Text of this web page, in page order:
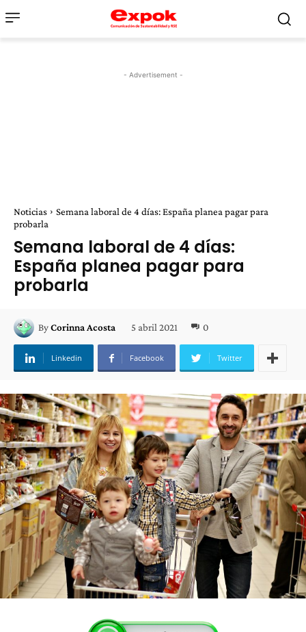
- Advertisement -
Noticias
Semana laboral de 4 días: España planea pagar para
probarla
Semana laboral de 4 días:
España planea pagar para
probarla
ByCorinna Acosta 5 abril 2021 0
Linkedin Facebook Twitter